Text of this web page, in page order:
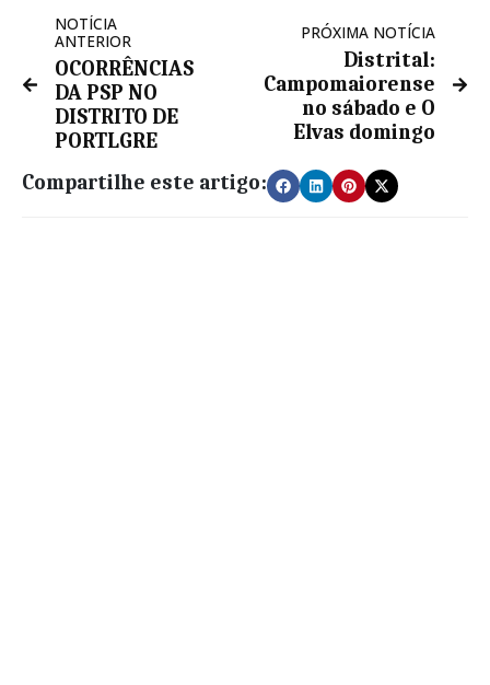
NOTÍCIA
ANTERIOR
OCORRÊNCIAS
DA PSP NO
DISTRITO DE
PORTLGRE
PRÓXIMA NOTÍCIA
Distrital:
Campomaiorense
no sábado e O
Elvas domingo
Compartilhe este artigo: